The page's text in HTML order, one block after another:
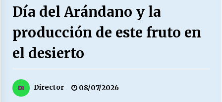
LA DC POR SIEMPRE.RECORDANDO 69 AÑOS DE
28/07/2026
“ORGULLOSOS DE SER DC” SALUDA EL
Día del Arándano y la
producción de este fruto en
el desierto
Director 08/07/2026